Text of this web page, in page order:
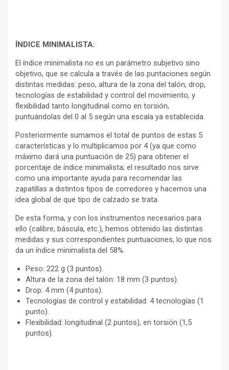
ÍNDICE MINIMALISTA:
El índice minimalista no es un parámetro subjetivo sino
objetivo, que se calcula a través de las puntaciones según
distintas medidas: peso, altura de la zona del talón, drop,
tecnologías de estabilidad y control del movimiento, y
flexibilidad tanto longitudinal como en torsión,
puntuándolas del 0 al 5 según una escala ya establecida.
Posteriormente sumamos el total de puntos de estas 5
características y lo multiplicamos por 4 (ya que como
máximo dará una puntuación de 25) para obtener el
porcentaje de índice minimalista; el resultado nos sirve
como una importante ayuda para recomendar las
zapatillas a distintos tipos de corredores y hacernos una
idea global de que tipo de calzado se trata.
De esta forma, y con los instrumentos necesarios para
ello (calibre, báscula, etc.), hemos obtenido las distintas
medidas y sus correspondientes puntuaciones, lo que nos
da un índice minimalista del 58%.
Peso: 222 g (3 puntos).
Altura de la zona del talón: 18 mm (3 puntos).
Drop: 4 mm (4 puntos).
Tecnologías de control y estabilidad: 4 tecnologías (1
punto).
Flexibilidad: longitudinal (2 puntos), en torsión (1,5
puntos).